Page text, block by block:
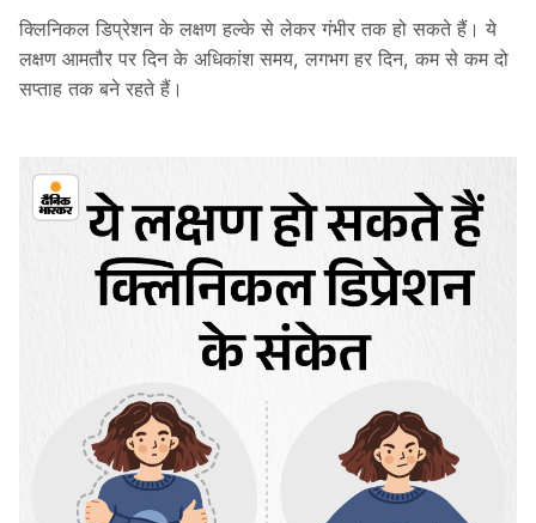
क्लिनिकल डिप्रेशन के लक्षण हल्के से लेकर गंभीर तक हो सकते हैं। ये
लक्षण आमतौर पर दिन के अधिकांश समय, लगभग हर दिन, कम से कम दो
सप्ताह तक बने रहते हैं।